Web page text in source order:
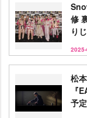
修
り
松
『
予